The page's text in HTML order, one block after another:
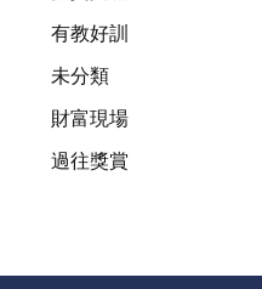
有教好訓
未分類
財富現場
過往獎賞